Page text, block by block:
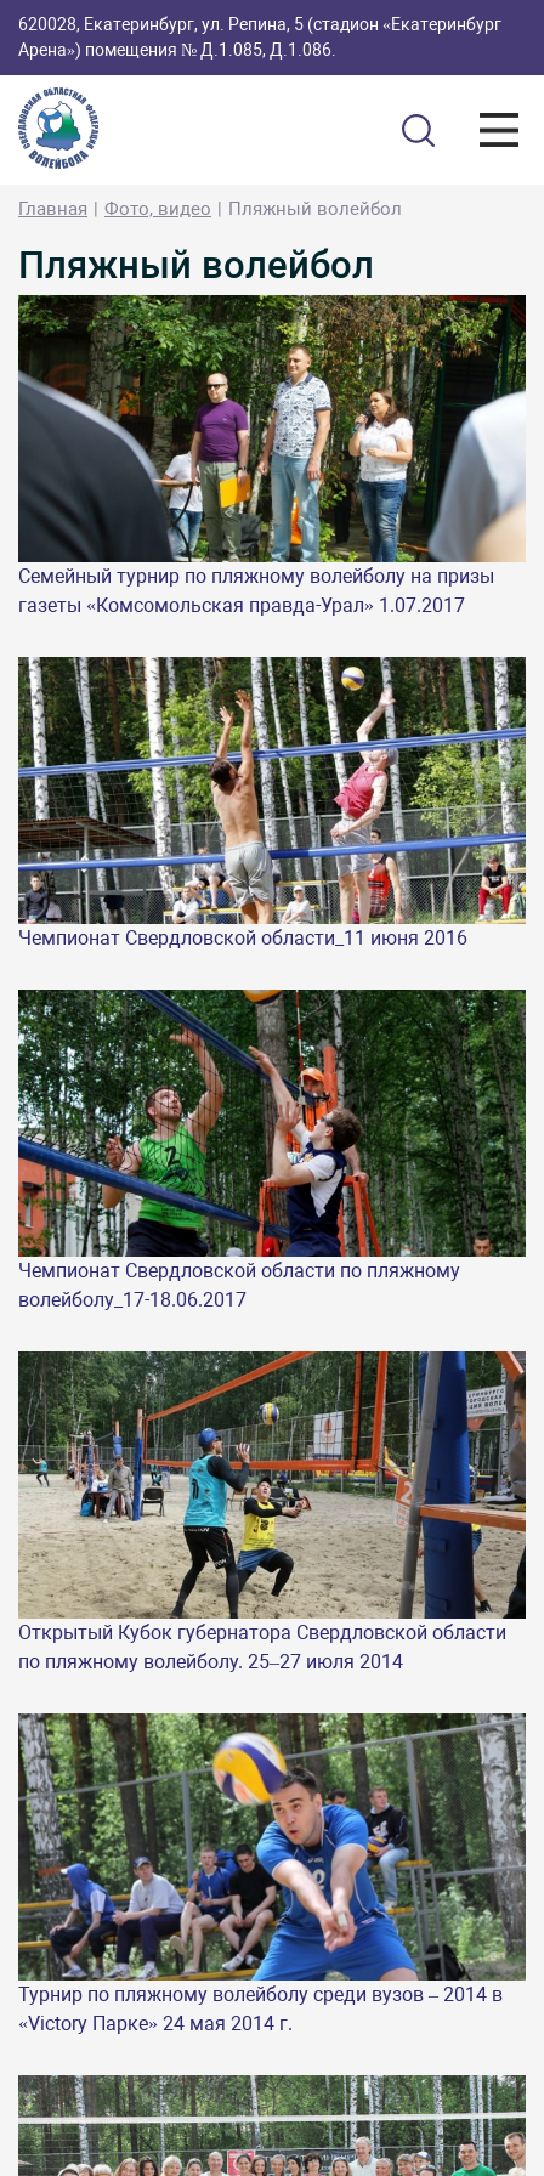
620028, Екатеринбург, ул. Репина, 5 (стадион «Екатеринбург
Арена») помещения № Д.1.085, Д.1.086.
Главная Фото, видео Пляжный волейбол
Пляжный волейбол
Семейный турнир по пляжному волейболу на призы
газеты «Комсомольская правда-Урал» 1.07.2017
Чемпионат Свердловской области_11 июня 2016
Чемпионат Свердловской области по пляжному
волейболу_17-18.06.2017
Открытый Кубок губернатора Свердловской области
по пляжному волейболу. 25–27 июля 2014
Турнир по пляжному волейболу среди вузов – 2014 в
«Victory Парке» 24 мая 2014 г.